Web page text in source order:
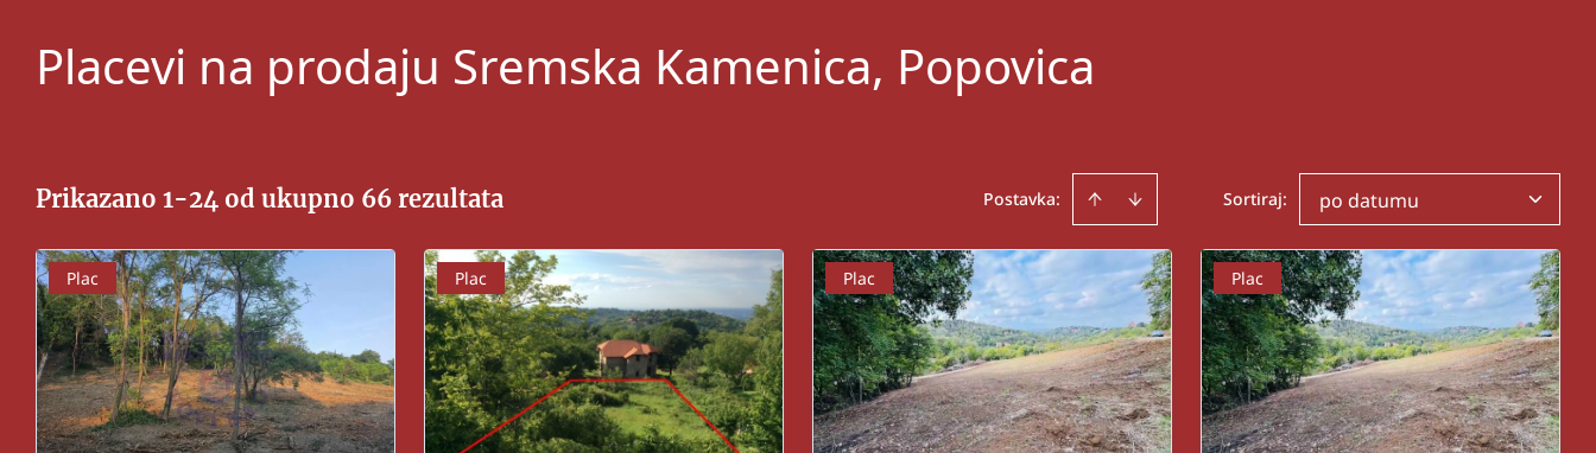
Placevi na prodaju Sremska Kamenica, Popovica
Prikazano 1-24 od ukupno 66 rezultata Postavka: Sortiraj: po datumu
Plac Plac Plac Plac